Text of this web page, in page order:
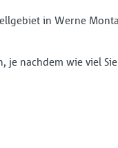
in Werne
je nachdem wie viel